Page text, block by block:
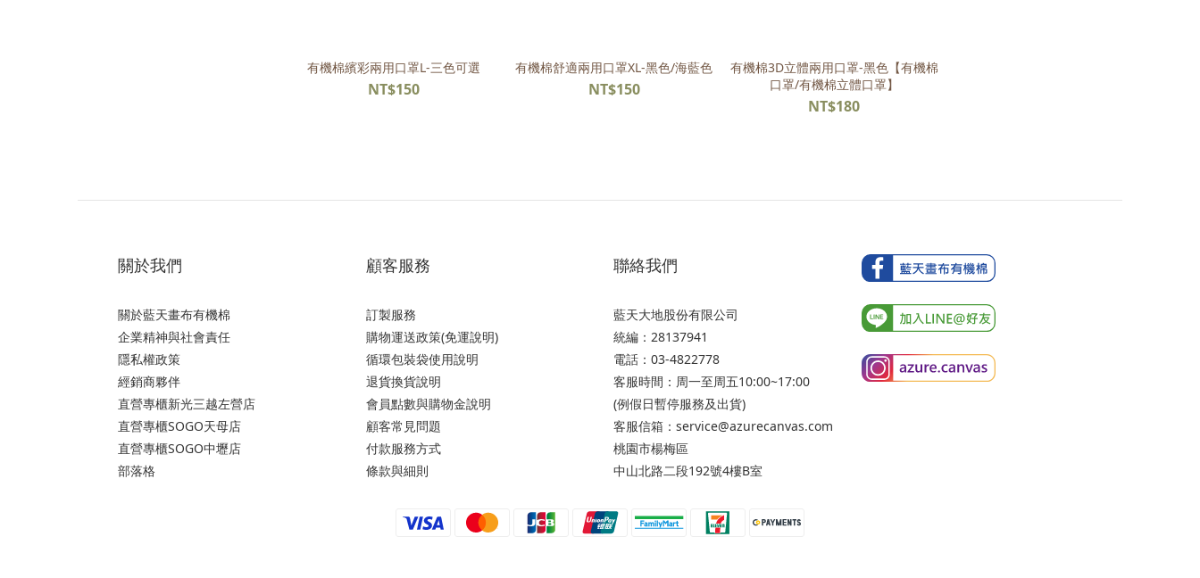
有機棉繽彩兩用口罩L-三色可選
NT$150
有機棉舒適兩用口罩XL-黑色/海藍色
NT$150
有機棉3D立體兩用口罩-黑色【有機棉
口罩/有機棉立體口罩】
NT$180
關於我們
關於藍天畫布有機棉
企業精神與社會責任
隱私權政策
經銷商夥伴
直營專櫃新光三越左營店
直營專櫃SOGO天母店
直營專櫃SOGO中壢店
部落格
顧客服務
訂製服務
購物運送政策(免運說明)
循環包裝袋使用說明
退貨換貨說明
會員點數與購物金說明
顧客常見問題
付款服務方式
條款與細則
聯絡我們
藍天大地股份有限公司
統編：28137941
電話：03-4822778
客服時間：周一至周五10:00~17:00
(例假日暫停服務及出貨)
客服信箱：service@azurecanvas.com
桃園市楊梅區
中山北路二段192號4樓B室